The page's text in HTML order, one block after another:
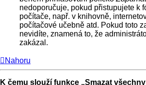
nedoporučuje, pokud přistupujete k
počítače, např. v knihovně,
počítačové učebně atd. Pokud toto
nevidíte, znamená to, že
zakázal.
Nahoru
K čemu slouží funkce „Smazat